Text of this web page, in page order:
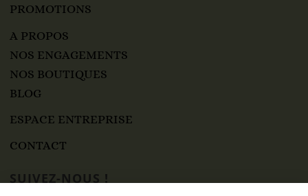
PROMOTIONS
A PROPOS
NOS ENGAGEMENTS
NOS BOUTIQUES
BLOG
ESPACE ENTREPRISE
CONTACT
SUIVEZ-NOUS !